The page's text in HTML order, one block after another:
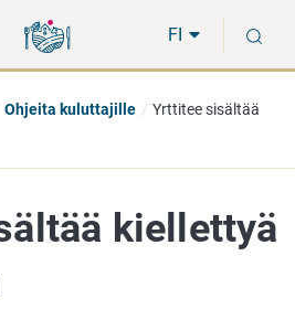
suoraan
sisältöön
koko
sivuston
FI
Ohjeita kuluttajille
Yrttitee sisältää
kiellettyä